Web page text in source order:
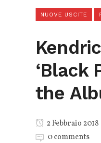
NUOVE USCITE
‘Black
the
2 Febbraio 2018
0 comments